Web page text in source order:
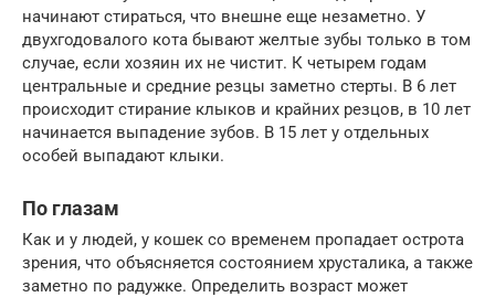
начинают стираться, что внешне еще незаметно. У
двухгодовалого кота бывают желтые зубы только в том
случае, если хозяин их не чистит. К четырем годам
центральные и средние резцы заметно стерты. В 6 лет
происходит стирание клыков и крайних резцов, в 10 лет
начинается выпадение зубов. В 15 лет у отдельных
особей выпадают клыки.
По глазам
Как и у людей, у кошек со временем пропадает острота
зрения, что объясняется состоянием хрусталика, а также
заметно по радужке. Определить возраст может